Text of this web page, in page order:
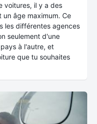
voitures, il y a des
un âge maximum. Ce
les différentes agences
seulement d'une
à l'autre, et
que tu souhaites